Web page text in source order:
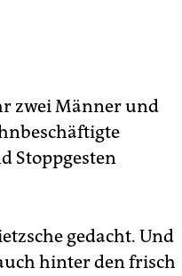
zwei Männer und
Stoppgesten
gedacht. Und
hinter den frisch